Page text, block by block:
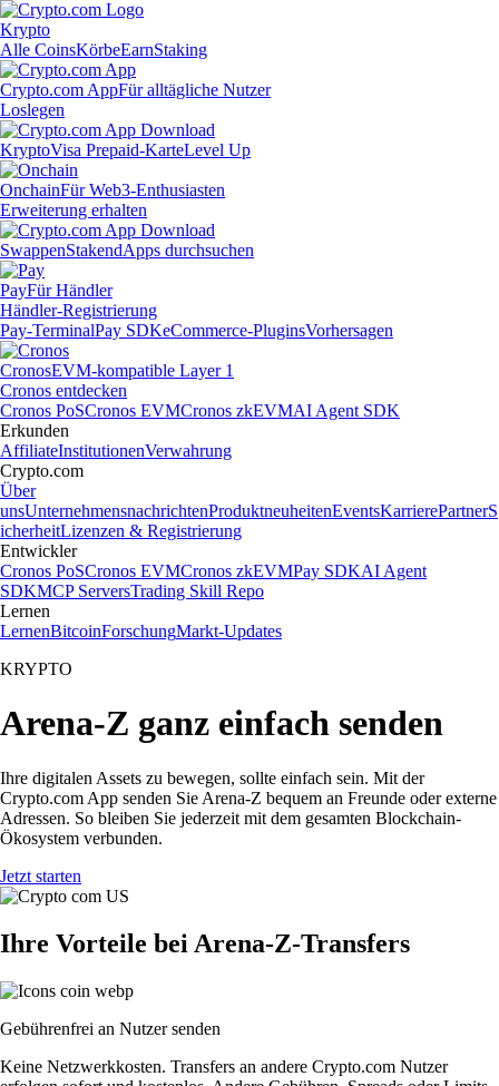
Krypto
Alle CoinsKörbeEarnStaking
Crypto.com AppFür alltägliche Nutzer
Loslegen
KryptoVisa Prepaid-KarteLevel Up
OnchainFür Web3-Enthusiasten
Erweiterung erhalten
SwappenStakendApps durchsuchen
PayFür Händler
Händler-Registrierung
Pay-TerminalPay SDKeCommerce-PluginsVorhersagen
CronosEVM-kompatible Layer 1
Cronos entdecken
Cronos PoSCronos EVMCronos zkEVMAI Agent SDK
Erkunden
AffiliateInstitutionenVerwahrung
Crypto.com
Über
unsUnternehmensnachrichtenProduktneuheitenEventsKarrierePartnerS
icherheitLizenzen & Registrierung
Entwickler
Cronos PoSCronos EVMCronos zkEVMPay SDKAI Agent
SDKMCP ServersTrading Skill Repo
Lernen
LernenBitcoinForschungMarkt-Updates
KRYPTO
Arena-Z ganz einfach senden
Ihre digitalen Assets zu bewegen, sollte einfach sein. Mit der
Crypto.com App senden Sie Arena-Z bequem an Freunde oder externe
Adressen. So bleiben Sie jederzeit mit dem gesamten Blockchain-
Ökosystem verbunden.
Jetzt starten
Ihre Vorteile bei Arena-Z-Transfers
Gebührenfrei an Nutzer senden
Keine Netzwerkkosten. Transfers an andere Crypto.com Nutzer